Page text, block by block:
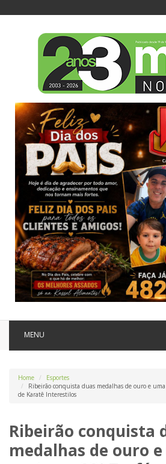
MENU
Home
Esportes
Ribeirão conquista duas medalhas de ouro e
de Karatê Interestilos
Ribeirão conquista
medalhas de ouro